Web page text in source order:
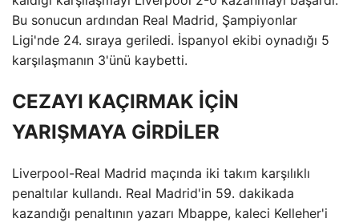
Bu sonucun ardından Real Madrid, Şampiyonlar
Ligi'nde 24. sıraya geriledi. İspanyol ekibi oynadığı 5
karşılaşmanın 3'ünü kaybetti.
CEZAYI KAÇIRMAK İÇİN
YARIŞMAYA GİRDİLER
Liverpool-Real Madrid maçında iki takım karşılıklı
penaltılar kullandı. Real Madrid'in 59. dakikada
kazandığı penaltının yazarı Mbappe, kaleci Kelleher'i